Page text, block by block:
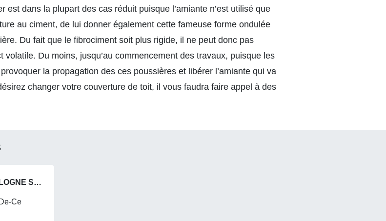
est dans la plupart des cas réduit puisque l’amiante n’est utilisé que
au ciment, de lui donner également cette fameuse forme ondulée
Du fait que le fibrociment soit plus rigide, il ne peut donc pas
volatile. Du moins, jusqu’au commencement des travaux, puisque les
la propagation des ces poussières et libérer l’amiante qui va
changer votre couverture de toit, il vous faudra faire appel à des
TECHNITOIT BOULOGNE SUR MER
Ce